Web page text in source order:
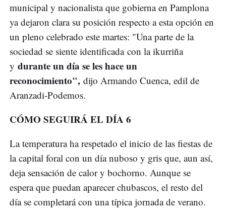
municipal y nacionalista que gobierna en Pamplona
ya dejaron clara su posición respecto a esta opción en
un pleno celebrado este martes: "Una parte de la
sociedad se siente identificada con la ikurriña
y durante un día se les hace un
reconocimiento", dijo Armando Cuenca, edil de
Aranzadi-Podemos.
CÓMO SEGUIRÁ EL DÍA 6
La temperatura ha respetado el inicio de las fiestas de
la capital foral con un día nuboso y gris que, aun así,
deja sensación de calor y bochorno. Aunque se
espera que puedan aparecer chubascos, el resto del
día se completará con una típica jornada de verano.